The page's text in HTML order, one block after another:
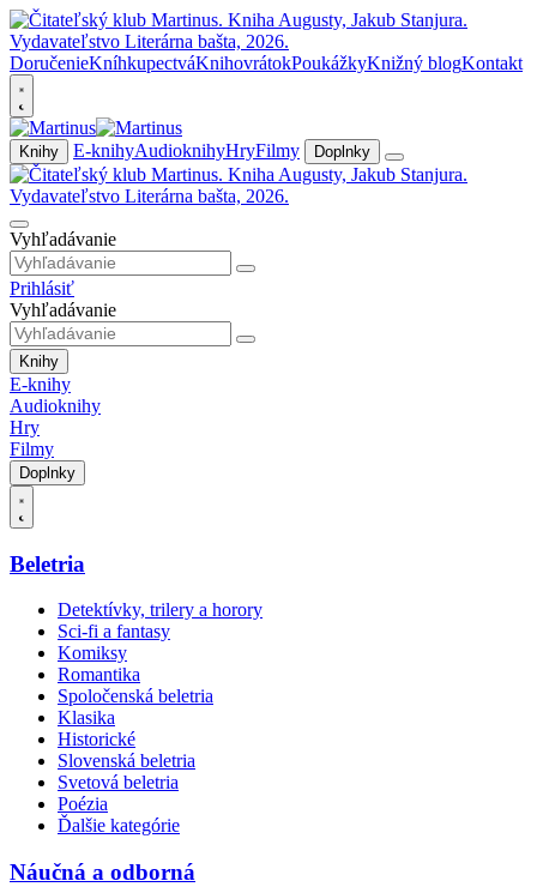
DoručenieKníhkupectváKnihovrátokPoukážkyKnižný blogKontakt
Knihy E-knihyAudioknihyHryFilmy Doplnky
Vyhľadávanie
Prihlásiť
Vyhľadávanie
Knihy
E-knihy
Audioknihy
Hry
Filmy
Doplnky
Beletria
Detektívky, trilery a horory
Sci-fi a fantasy
Komiksy
Romantika
Spoločenská beletria
Klasika
Historické
Slovenská beletria
Svetová beletria
Poézia
Ďalšie kategórie
Náučná a odborná